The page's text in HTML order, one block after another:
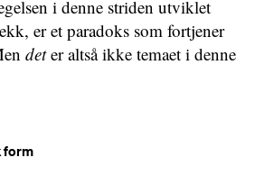
i denne striden utviklet
er et paradoks som fortjener
deter altså ikke temaet i denne
form